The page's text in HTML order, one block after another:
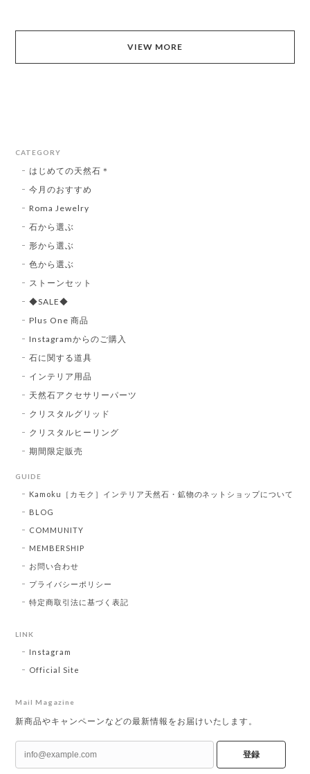
VIEW MORE
CATEGORY
はじめての天然石＊
今月のおすすめ
Roma Jewelry
石から選ぶ
形から選ぶ
色から選ぶ
ストーンセット
◆SALE◆
Plus One 商品
Instagramからのご購入
石に関する道具
インテリア用品
天然石アクセサリーパーツ
クリスタルグリッド
クリスタルヒーリング
期間限定販売
GUIDE
Kamoku［カモク］インテリア天然石・鉱物のネットショップについて
BLOG
COMMUNITY
MEMBERSHIP
お問い合わせ
プライバシーポリシー
特定商取引法に基づく表記
LINK
Instagram
Official Site
Mail Magazine
新商品やキャンペーンなどの最新情報をお届けいたします。
登録